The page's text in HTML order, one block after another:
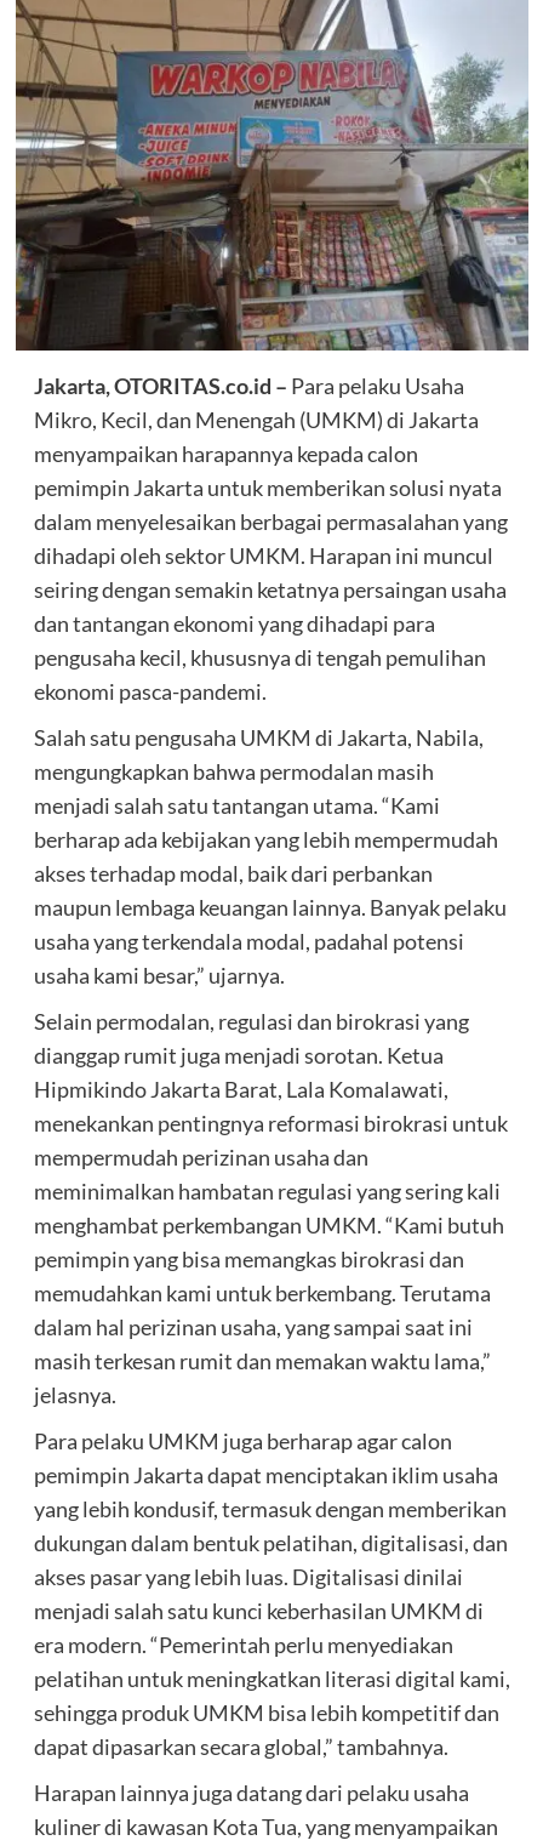
Jakarta, OTORITAS.co.id – Para pelaku Usaha
Mikro, Kecil, dan Menengah (UMKM) di Jakarta
menyampaikan harapannya kepada calon
pemimpin Jakarta untuk memberikan solusi nyata
dalam menyelesaikan berbagai permasalahan yang
dihadapi oleh sektor UMKM. Harapan ini muncul
seiring dengan semakin ketatnya persaingan usaha
dan tantangan ekonomi yang dihadapi para
pengusaha kecil, khususnya di tengah pemulihan
ekonomi pasca-pandemi.
Salah satu pengusaha UMKM di Jakarta, Nabila,
mengungkapkan bahwa permodalan masih
menjadi salah satu tantangan utama. “Kami
berharap ada kebijakan yang lebih mempermudah
akses terhadap modal, baik dari perbankan
maupun lembaga keuangan lainnya. Banyak pelaku
usaha yang terkendala modal, padahal potensi
usaha kami besar,” ujarnya.
Selain permodalan, regulasi dan birokrasi yang
dianggap rumit juga menjadi sorotan. Ketua
Hipmikindo Jakarta Barat, Lala Komalawati,
menekankan pentingnya reformasi birokrasi untuk
mempermudah perizinan usaha dan
meminimalkan hambatan regulasi yang sering kali
menghambat perkembangan UMKM. “Kami butuh
pemimpin yang bisa memangkas birokrasi dan
memudahkan kami untuk berkembang. Terutama
dalam hal perizinan usaha, yang sampai saat ini
masih terkesan rumit dan memakan waktu lama,”
jelasnya.
Para pelaku UMKM juga berharap agar calon
pemimpin Jakarta dapat menciptakan iklim usaha
yang lebih kondusif, termasuk dengan memberikan
dukungan dalam bentuk pelatihan, digitalisasi, dan
akses pasar yang lebih luas. Digitalisasi dinilai
menjadi salah satu kunci keberhasilan UMKM di
era modern. “Pemerintah perlu menyediakan
pelatihan untuk meningkatkan literasi digital kami,
sehingga produk UMKM bisa lebih kompetitif dan
dapat dipasarkan secara global,” tambahnya.
Harapan lainnya juga datang dari pelaku usaha
kuliner di kawasan Kota Tua, yang menyampaikan